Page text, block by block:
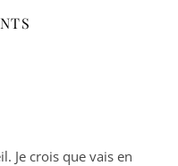
Je crois que vais en